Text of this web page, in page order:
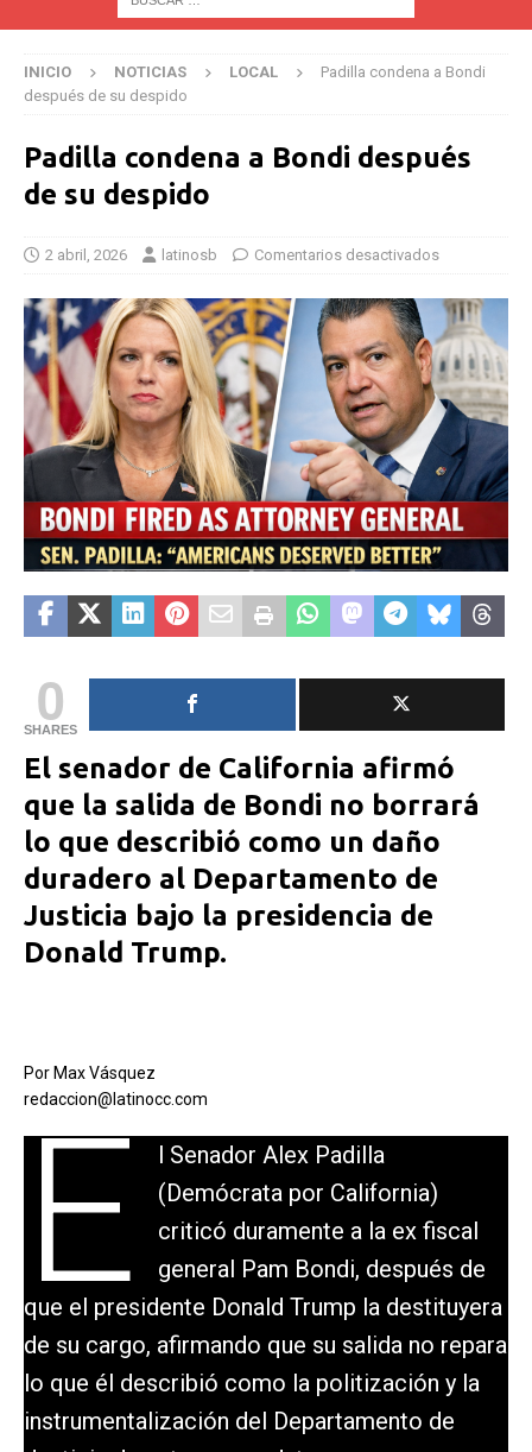
INICIO NOTICIAS LOCAL
Padilla condena a Bondi
después de su despido
Padilla condena a Bondi después
de su despido
2 abril, 2026 latinosb Comentarios desactivados
0
SHARES
El senador de California afirmó
que la salida de Bondi no borrará
lo que describió como un daño
duradero al Departamento de
Justicia bajo la presidencia de
Donald Trump.
Por Max Vásquez
redaccion@latinocc.com
E
l Senador Alex Padilla
(Demócrata por California)
criticó duramente a la ex fiscal
general Pam Bondi, después de
que el presidente Donald Trump la destituyera
de su cargo, afirmando que su salida no repara
lo que él describió como la politización y la
instrumentalización del Departamento de